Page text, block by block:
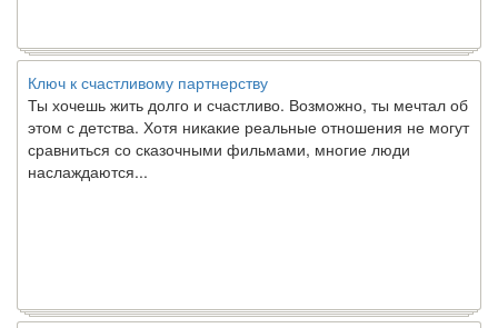
Ключ к счастливому партнерству
Ты хочешь жить долго и счастливо. Возможно, ты мечтал об
этом с детства. Хотя никакие реальные отношения не могут
сравниться со сказочными фильмами, многие люди
наслаждаются...